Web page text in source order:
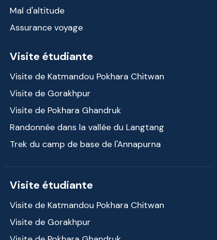
Mal d'altitude
Assurance voyage
Visite étudiante
Visite de Katmandou Pokhara Chitwan
Visite de Gorakhpur
Visite de Pokhara Ghandruk
Randonnée dans la vallée du Langtang
Trek du camp de base de l'Annapurna
Visite étudiante
Visite de Katmandou Pokhara Chitwan
Visite de Gorakhpur